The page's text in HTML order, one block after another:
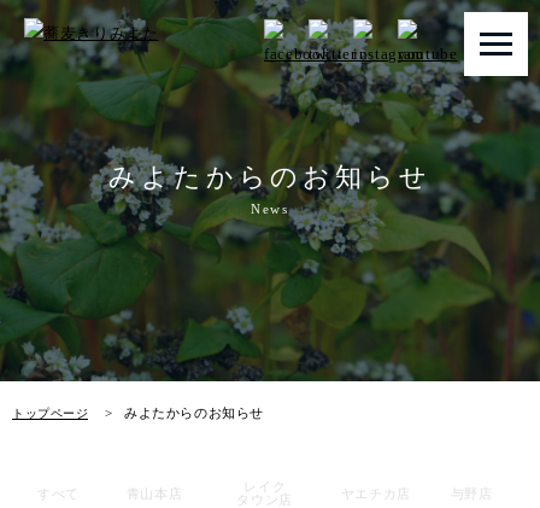
みよたからのお知らせ
News
トップページ みよたからのお知らせ
トップページ
みよたとは
みよたのこだわり
畑だより
メニュー
お知らせ
すべて 青山本店
レイク
タウン店
ヤエチカ店 与野店